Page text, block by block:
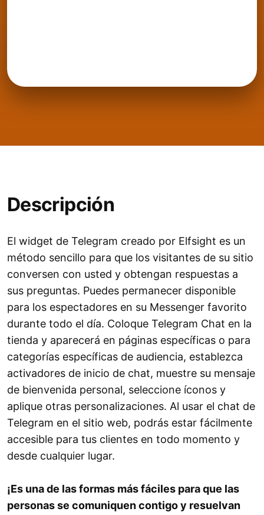
Descripción
El widget de Telegram creado por Elfsight es un
método sencillo para que los visitantes de su sitio
conversen con usted y obtengan respuestas a
sus preguntas. Puedes permanecer disponible
para los espectadores en su Messenger favorito
durante todo el día. Coloque Telegram Chat en la
tienda y aparecerá en páginas específicas o para
categorías específicas de audiencia, establezca
activadores de inicio de chat, muestre su mensaje
de bienvenida personal, seleccione íconos y
aplique otras personalizaciones. Al usar el chat de
Telegram en el sitio web, podrás estar fácilmente
accesible para tus clientes en todo momento y
desde cualquier lugar.
¡Es una de las formas más fáciles para que las
personas se comuniquen contigo y resuelvan